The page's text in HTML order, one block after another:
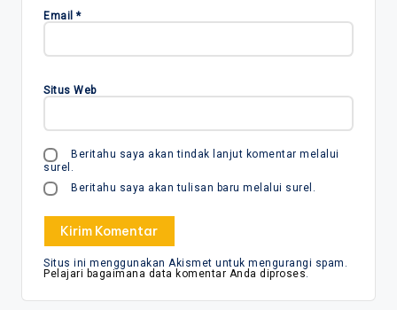
Email *
Situs Web
Beritahu saya akan tindak lanjut komentar melalui
surel.
Beritahu saya akan tulisan baru melalui surel.
Situs ini menggunakan Akismet untuk mengurangi spam.
Pelajari bagaimana data komentar Anda diproses.